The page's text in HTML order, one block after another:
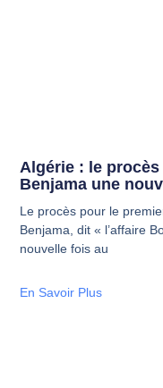
Algérie : le
Benjama une
Le procès pour le
Benjama, dit « l’affaire
nouvelle fois au
En Savoir Plus